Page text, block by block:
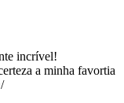
incrível!
a minha favortia